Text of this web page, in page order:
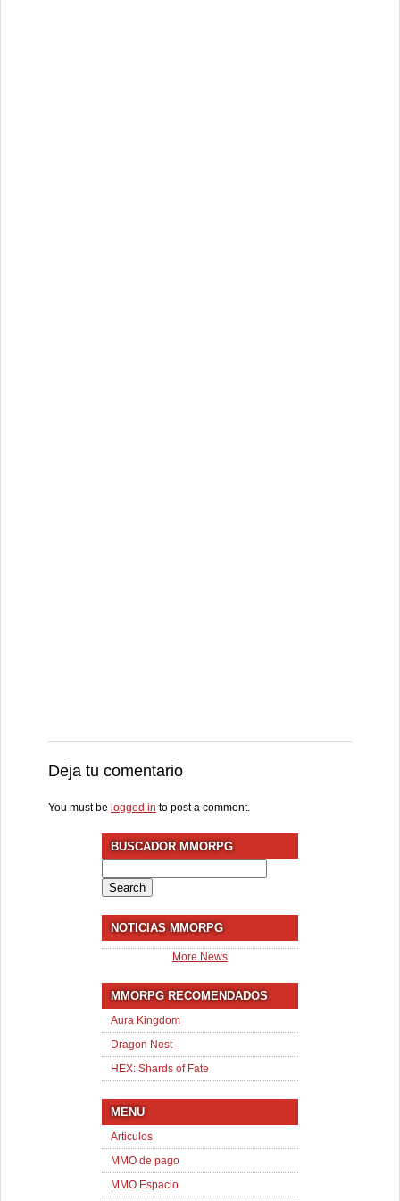
Deja tu comentario
You must be logged in to post a comment.
BUSCADOR MMORPG
for:
NOTICIAS MMORPG
More News
MMORPG RECOMENDADOS
Aura Kingdom
Dragon Nest
HEX: Shards of Fate
MENU
Articulos
MMO de pago
MMO Espacio